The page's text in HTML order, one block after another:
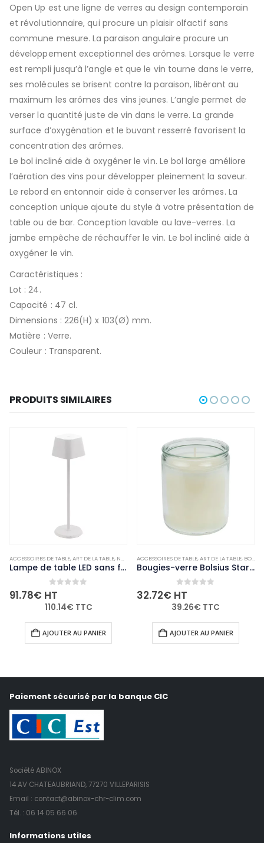
Open Up est une ligne de verres au design contemporain
et révolutionnaire, qui procure un plaisir olfactif sans
commune mesure. La paraison angulaire procure un
développement exceptionnel des arômes. Lorsque le verre
est rempli jusqu’à l’angle et que le vin tourne dans le verre,
ses molécules se brisent contre la paraison, libérant au
maximum les arômes des vins jeunes. L’angle permet de
verser la quantité juste de vin dans le verre. La grande
surface d’oxygénation et le buvant resserré favorisent la
concentration des arômes.
Le bol incliné aide à oxygéner le vin. Le bol large améliore
l’aération des vins pour développer pleinement la saveur.
Le rebord en entonnoir aide à conserver les arômes. La
conception unique ajoute du style à votre présentation de
table ou de bar. Conception lavable au lave-verres. La
jambe empêche de réchauffer le vin. Le bol incliné aide à
oxygéner le vin.
Caractéristiques :
Lot : 24.
Capacité : 47 cl.
Dimensions : 226(H) x 103(Ø) mm.
Matière : Verre.
Couleur : Transparent.
PRODUITS SIMILAIRES
,NON-PALETTISABLE
ACCESSOIRES DE TABLE,ART DE LA TABLE, NON-PALETTISABLE
Lampe de table LED sans fil blanche à intensité variable Securit Georgina avec câble de chargement magnétique
0out of 5
91.78€ HT
110.14€ TTC
AJOUTER AU PANIER
ACCESSOIRES DE TABLE,ART DE LA TABLE, BOUGIES ET PHOTOPHORES
Bougies-verre Bolsius Starlight transparentes (lot de 8)
0out of 5
32.72€ HT
39.26€ TTC
AJOUTER AU PANIER
Paiement sécurisé par la banque CIC
Société ABINOX
14 AV CHATEAUBRIAND, 77270 VILLEPARISIS
Email : contact@abinox-chr-clim.com
Tél. : 06 14 05 66 06
Informations utiles